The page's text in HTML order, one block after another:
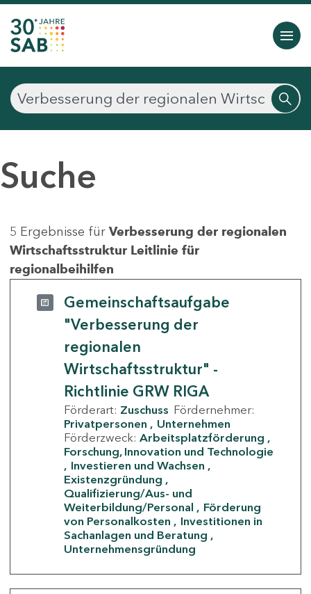
Suche
5 Ergebnisse für Verbesserung der regionalen
Wirtschaftsstruktur Leitlinie für
regionalbeihilfen
Gemeinschaftsaufgabe
"Verbesserung der
regionalen
Wirtschaftsstruktur" -
Richtlinie GRW RIGA
Förderart: Zuschuss Fördernehmer:
Privatpersonen
Unternehmen
Förderzweck: Arbeitsplatzförderung
Forschung, Innovation und Technologie
Investieren und Wachsen
Existenzgründung
Qualifizierung/Aus- und
Weiterbildung/Personal
Förderung
von Personalkosten
Investitionen in
Sachanlagen und Beratung
Unternehmensgründung